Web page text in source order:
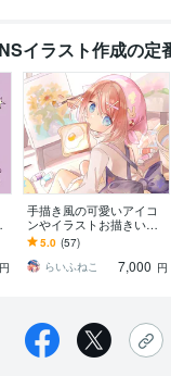
イラスト作成の定
円
手描き風の可愛いアイコ
ンやイラストお描きいた
します 〜立ち絵やSD、動
きのある一枚イラストな
ど〜
5.0 (57)
らいふねこ
7,000 円